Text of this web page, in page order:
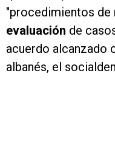
"procedimientos de
evaluación de
acuerdo alcanzado
albanés, el